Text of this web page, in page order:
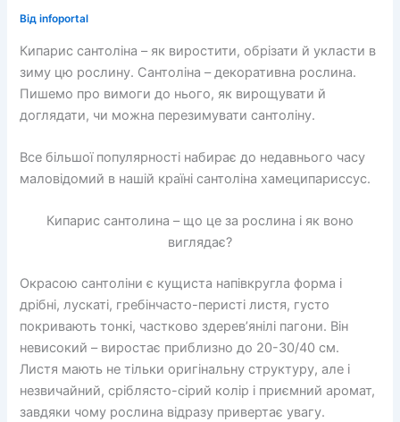
Відinfoportal
Кипарис сантоліна – як виростити, обрізати й укласти в
зиму цю рослину. Сантоліна – декоративна рослина.
Пишемо про вимоги до нього, як вирощувати й
доглядати, чи можна перезимувати сантоліну.
Все більшої популярності набирає до недавнього часу
маловідомий в нашій країні сантоліна хамеципариссус.
Кипарис сантолина – що це за рослина і як воно
виглядає?
Окрасою сантоліни є кущиста напівкругла форма і
дрібні, лускаті, гребінчасто-перисті листя, густо
покривають тонкі, частково здерев’янілі пагони. Він
невисокий – виростає приблизно до 20-30/40 см.
Листя мають не тільки оригінальну структуру, але і
незвичайний, сріблясто-сірий колір і приємний аромат,
завдяки чому рослина відразу привертає увагу.